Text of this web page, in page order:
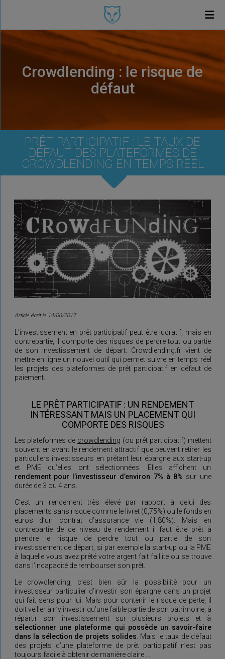
Crowdlending : le risque de
défaut
PRÊT PARTICIPATIF : LE TAUX DE
DÉFAUT DES PLATEFORMES DE
CROWDLENDING EN TEMPS RÉEL
Article écrit le 14/06/2017
L’investissement en prêt participatif peut être lucratif, mais en
contrepartie, il comporte des risques de perdre tout ou partie
de son investissement de départ. Crowdlending.fr vient de
mettre en ligne un nouvel outil qui permet suivre en temps réel
les projets des plateformes de prêt participatif en défaut de
paiement.
LE PRÊT PARTICIPATIF : UN RENDEMENT
INTÉRESSANT MAIS UN PLACEMENT QUI
COMPORTE DES RISQUES
Les plateformes de crowdlending (ou prêt participatif) mettent
souvent en avant le rendement attractif que peuvent retirer les
particuliers investisseurs en prêtant leur épargne aux start-up
et PME qu’elles ont sélectionnées. Elles affichent un
rendement pour l’investisseur d’environ 7% à 8% sur une
durée de 3 ou 4 ans.
C’est un rendement très élevé par rapport à celui des
placements sans risque comme le livret (0,75%) ou le fonds en
euros d’un contrat d’assurance vie (1,80%). Mais en
contrepartie de ce niveau de rendement il faut être prêt à
prendre le risque de perdre tout ou partie de son
investissement de départ, si par exemple la start-up ou la PME
à laquelle vous avez prêté votre argent fait faillite ou se trouve
dans l’incapacité de rembourser son prêt.
Le crowdlending, c’est bien sûr la possibilité pour un
investisseur particulier d’investir son épargne dans un projet
qui fait sens pour lui. Mais pour contenir le risque de perte, il
doit veiller à n’y investir qu’une faible partie de son patrimoine, à
répartir son investissement sur plusieurs projets et à
sélectionner une plateforme qui possède un savoir-faire
dans la sélection de projets solides . Mais le taux de défaut
des projets d’une plateforme de prêt participatif n’est pas
toujours facile à obtenir de manière claire …